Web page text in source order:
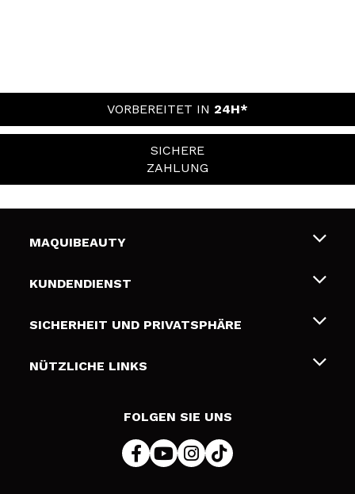
VORBEREITET IN 24H*
SICHERE
ZAHLUNG
MAQUIBEAUTY
Über uns
Geschenkkarten
KUNDENDIENST
Liefer- und Versandkosten
Zahlung
SICHERHEIT UND PRIVATSPHÄRE
Bedingungen und Datenschutz
NÜTZLICHE LINKS
FOLGEN SIE UNS